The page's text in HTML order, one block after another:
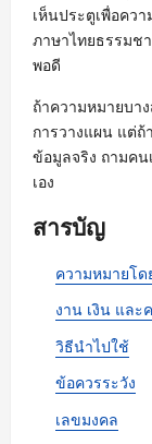
เห็นประตูเพื่อคว
ภาษาไทยธรรมช
พอดี
ถ้าความหมายบา
การวางแผน แต่ถ้
ข้อมูลจริง ถามคน
เอง
สารบัญ
ความหมายโด
งาน เงิน แล
วิธีนำไปใช้
ข้อควรระวัง
เลขมงคล